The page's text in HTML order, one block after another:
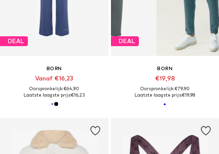
DEAL
BORN
Vanaf €16,23
Oorspronkelijk: €64,90
Laatste laagste prijs:€16,23
DEAL
BORN
€19,98
Oorspronkelijk: €79,90
Laatste laagste prijs:€19,98